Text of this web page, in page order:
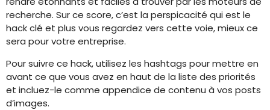
recherche. Sur ce score, c’est la perspicacité qui est le
hack clé et plus vous regardez vers cette voie, mieux ce
sera pour votre entreprise.
Pour suivre ce hack, utilisez les hashtags pour mettre en
avant ce que vous avez en haut de la liste des priorités
et incluez-le comme appendice de contenu à vos posts
d’images.